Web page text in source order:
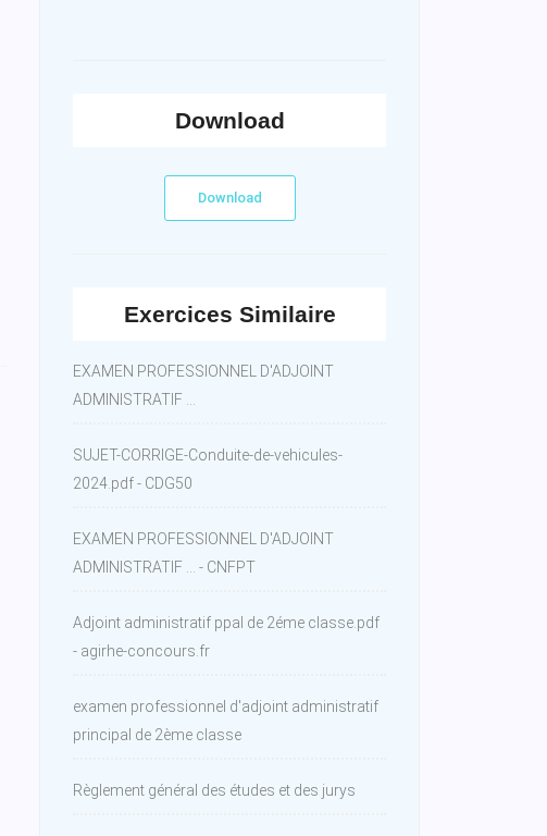
Download
Download
Exercices Similaire
EXAMEN PROFESSIONNEL D'ADJOINT
ADMINISTRATIF ...
SUJET-CORRIGE-Conduite-de-vehicules-
2024.pdf - CDG50
EXAMEN PROFESSIONNEL D'ADJOINT
ADMINISTRATIF ... - CNFPT
Adjoint administratif ppal de 2éme classe.pdf
- agirhe-concours.fr
examen professionnel d'adjoint administratif
principal de 2ème classe
Règlement général des études et des jurys